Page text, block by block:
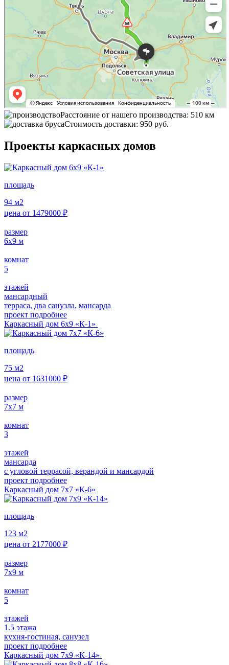
Расстояние от нашего производства: 510 км
Стоимость доставки: 950 руб.
Проекты каркасных домов
площадь
94 м2
цена от 1479000 ₽
размер
6х9 м
комнат
5
этажей
мансардный
терраса, два санузла, мансарда
проект подробнее
Каркасный дом 6х9 «К-1»
площадь
75 м2
цена от 1631000 ₽
размер
7х7 м
комнат
3
этажей
мансарда
с угловой террасой, верандой и мансардой
проект подробнее
Каркасный дом 7х7 «К-6»
площадь
123 м2
цена от 2177000 ₽
размер
7х9 м
комнат
5
этажей
1.5 этажа
кухня-гостиная, санузел
проект подробнее
Каркасный дом 7х9 «К-14»